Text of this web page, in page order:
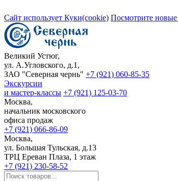
Сайт использует Куки(cookie) Посмотрите
Великий Устюг,
ул. А.Угловского, д.1,
ЗАО "Северная чернь" +7 (921) 060-85-35
Экскурсии
и мастер-классы +7 (921) 125-03-70
Москва,
начальник московского
офиса продаж
+7 (921) 066-86-09
Москва,
ул. Большая Тульская, д.13
ТРЦ Ереван Плаза, 1 этаж
+7 (921) 230-58-52